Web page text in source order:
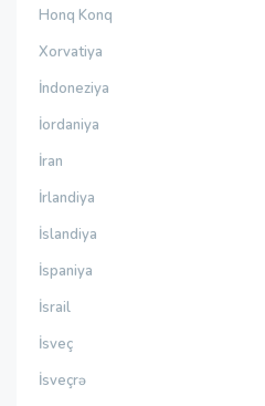
Honq Konq
Xorvatiya
İndoneziya
İordaniya
İran
İrlandiya
İslandiya
İspaniya
İsrail
İsveç
İsveçrə